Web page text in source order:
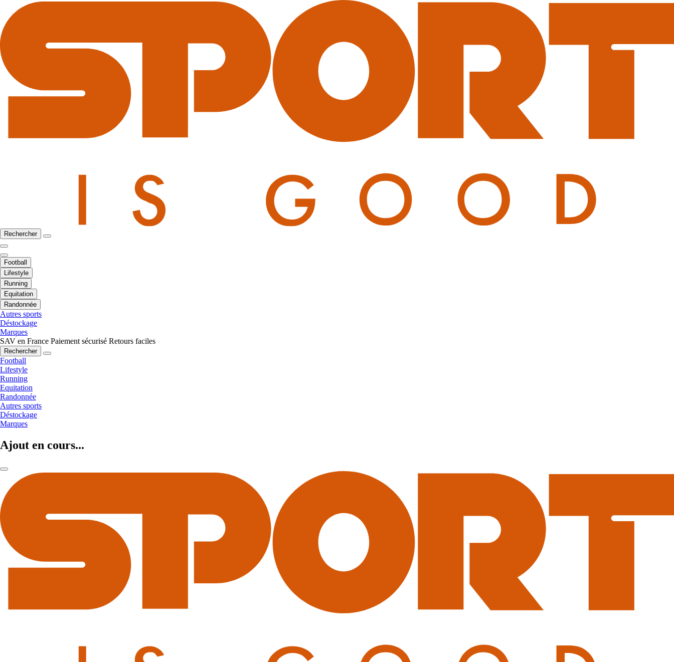
Rechercher
Football
Lifestyle
Running
Equitation
Randonnée
Autres sports
Déstockage
Marques
SAV en France Paiement sécurisé Retours faciles
Rechercher
Football
Lifestyle
Running
Equitation
Randonnée
Autres sports
Déstockage
Marques
Ajout en cours...